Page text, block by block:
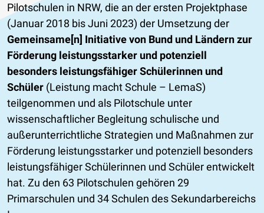
Pilotschulen in NRW, die an der ersten Projektphase
(Januar 2018 bis Juni 2023) der Umsetzung der
Gemeinsame[n] Initiative von Bund und Ländern zur
Förderung leistungsstarker und potenziell
besonders leistungsfähiger Schülerinnen und
Schüler (Leistung macht Schule – LemaS)
teilgenommen und als Pilotschule unter
wissenschaftlicher Begleitung schulische und
außerunterrichtliche Strategien und Maßnahmen zur
Förderung leistungsstarker und potenziell besonders
leistungsfähiger Schülerinnen und Schüler entwickelt
hat. Zu den 63 Pilotschulen gehören 29
Primarschulen und 34 Schulen des Sekundarbereichs